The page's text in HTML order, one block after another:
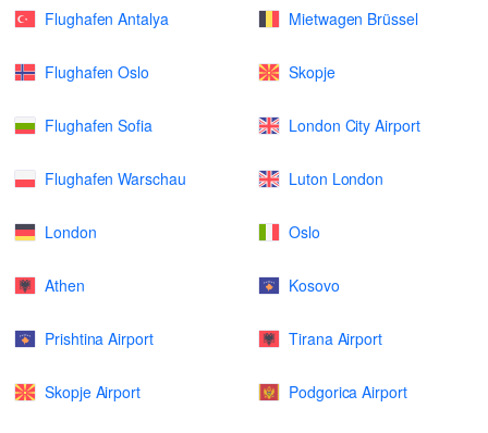
Flughafen Antalya Mietwagen Brüssel
Flughafen Oslo Skopje
Flughafen Sofia London City Airport
Flughafen Warschau Luton London
London Oslo
Athen Kosovo
Prishtina Airport Tirana Airport
Skopje Airport Podgorica Airport